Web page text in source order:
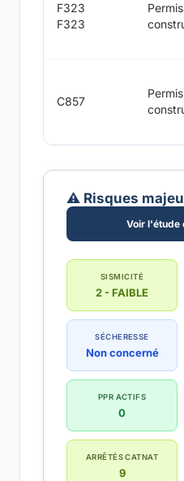
F323
F323
C857
⚠️ Risques
Voir l'étude
SISMICITÉ
2 - FAIBLE
SÉCHERESSE
Non concerné
PPR ACTIFS
0
ARRÊTÉS CATNAT
9